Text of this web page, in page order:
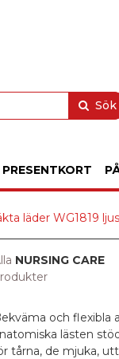
Sök
PRESENTKORT
läder WG1819
NURSING CARE
och flexibla
lästen
tårna, de mjuka,